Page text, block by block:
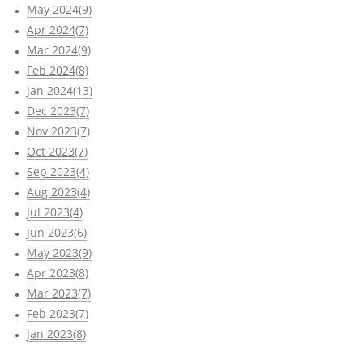
May 2024(9)
Apr 2024(7)
Mar 2024(9)
Feb 2024(8)
Jan 2024(13)
Dec 2023(7)
Nov 2023(7)
Oct 2023(7)
Sep 2023(4)
Aug 2023(4)
Jul 2023(4)
Jun 2023(6)
May 2023(9)
Apr 2023(8)
Mar 2023(7)
Feb 2023(7)
Jan 2023(8)